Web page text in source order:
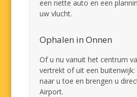
een nette auto en een
uw vlucht.
Ophalen in Onnen
Of u nu vanuit het centrum
vertrekt of uit een
naar u toe en brengen u
Airport.